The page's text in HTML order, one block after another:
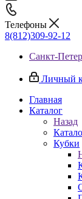
Телефоны
8(812)309-92-12
Санкт-
Личный
Главная
Каталог
Назад
Кубки